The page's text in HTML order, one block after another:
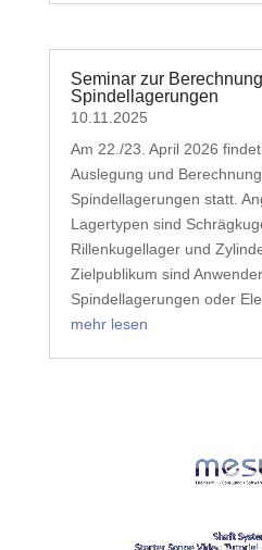
Seminar zur
Spindellagerungen
10.11.2025
Am 22./23. April 2026
Auslegung und
Spindellagerungen statt.
Lagertypen sind
Rillenkugellager und
Zielpublikum sind
Spindellagerungen oder
mehr lesen